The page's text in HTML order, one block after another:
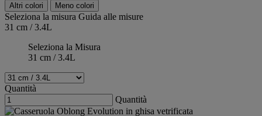
Altri colori Meno colori
Seleziona la misura Guida alle misure
31 cm / 3.4L
Seleziona la Misura
31 cm / 3.4L
Quantità
Quantità